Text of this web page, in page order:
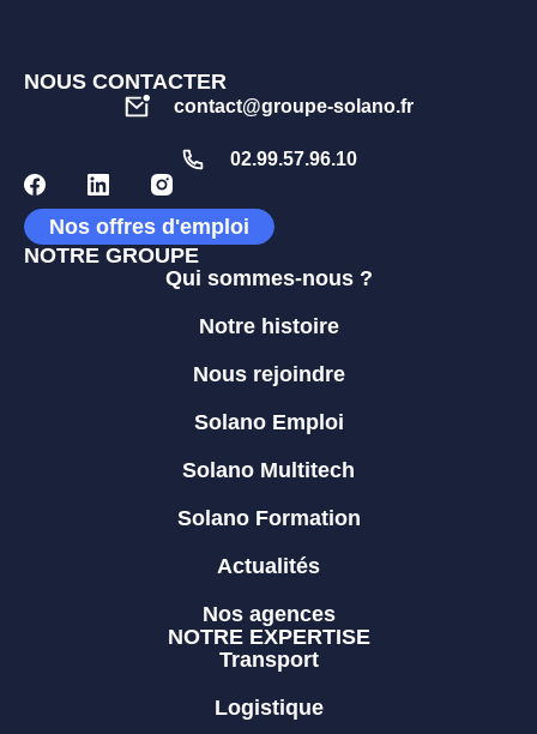
NOUS CONTACTER
contact@groupe-solano.fr
02.99.57.96.10
Nos offres d'emploi
NOTRE GROUPE
Qui sommes-nous ?
Notre histoire
Nous rejoindre
Solano Emploi
Solano Multitech
Solano Formation
Actualités
Nos agences
NOTRE EXPERTISE
Transport
Logistique